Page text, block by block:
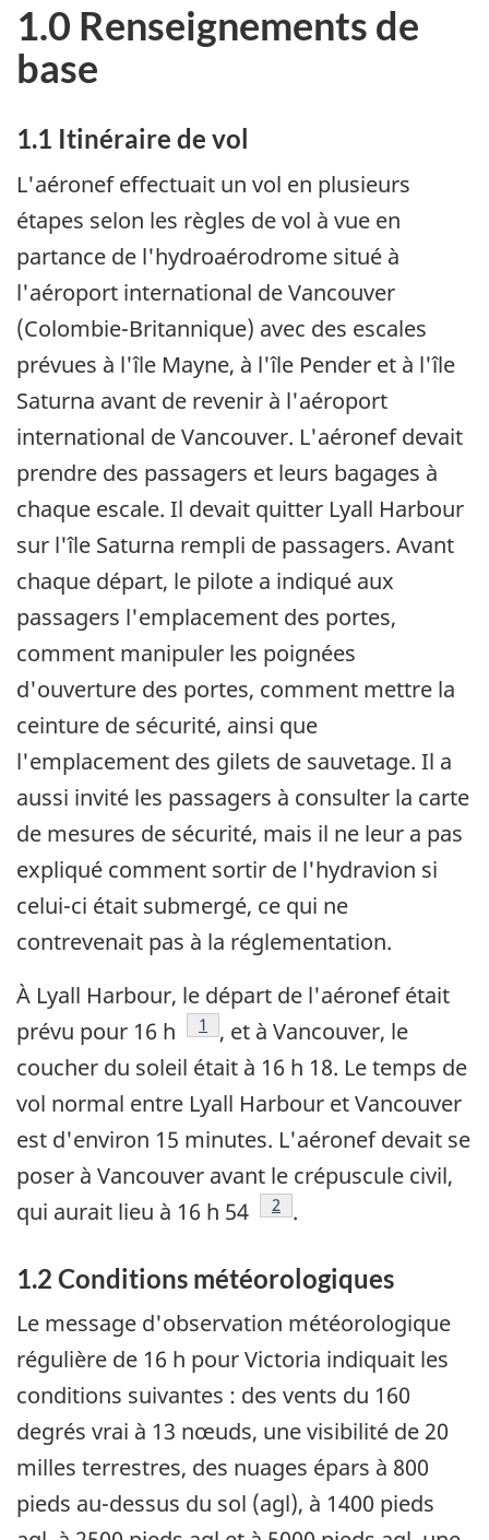
1.0 Renseignements de
base
1.1 Itinéraire de vol
L'aéronef effectuait un vol en plusieurs
étapes selon les règles de vol à vue en
partance de l'hydroaérodrome situé à
l'aéroport international de Vancouver
(Colombie-Britannique) avec des escales
prévues à l'île Mayne, à l'île Pender et à l'île
Saturna avant de revenir à l'aéroport
international de Vancouver. L'aéronef devait
prendre des passagers et leurs bagages à
chaque escale. Il devait quitter Lyall Harbour
sur l'île Saturna rempli de passagers. Avant
chaque départ, le pilote a indiqué aux
passagers l'emplacement des portes,
comment manipuler les poignées
d'ouverture des portes, comment mettre la
ceinture de sécurité, ainsi que
l'emplacement des gilets de sauvetage. Il a
aussi invité les passagers à consulter la carte
de mesures de sécurité, mais il ne leur a pas
expliqué comment sortir de l'hydravion si
celui-ci était submergé, ce qui ne
contrevenait pas à la réglementation.
À Lyall Harbour, le départ de l'aéronef était
prévu pour 16 h
Footnote
1
, et à Vancouver, le
coucher du soleil était à 16 h 18. Le temps de
vol normal entre Lyall Harbour et Vancouver
est d'environ 15 minutes. L'aéronef devait se
poser à Vancouver avant le crépuscule civil,
qui aurait lieu à 16 h 54
Footnote
2 .
1.2 Conditions météorologiques
Le message d'observation météorologique
régulière de 16 h pour Victoria indiquait les
conditions suivantes : des vents du 160
degrés vrai à 13 nœuds, une visibilité de 20
milles terrestres, des nuages épars à 800
pieds au-dessus du sol (agl), à 1400 pieds